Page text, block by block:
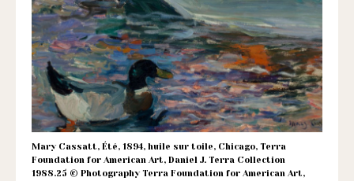
1901
ayant
une
vocation
culturelle.
Mary Cassatt, Été, 1894, huile sur toile, Chicago, Terra
Foundation for American Art, Daniel J. Terra Collection
1988.25 © Photography Terra Foundation for American Art,